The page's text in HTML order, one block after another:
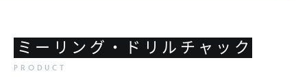
ミーリング・ドリルチャック